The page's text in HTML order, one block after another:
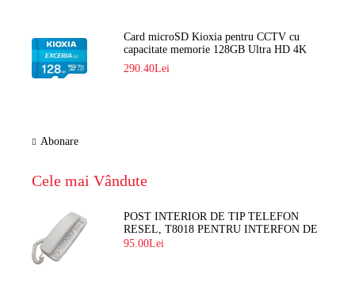
Card microSD Kioxia pentru CCTV cu
capacitate memorie 128GB Ultra HD 4K
LMEX2L128GG2
290.40Lei
Abonare
Cele mai Vândute
POST INTERIOR DE TIP TELEFON
RESEL, T8018 PENTRU INTERFON DE
BLOC
95.00Lei